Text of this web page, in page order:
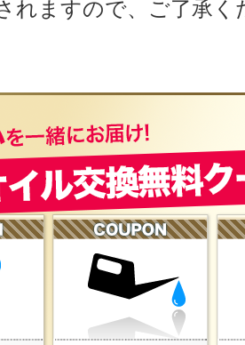
れますので、ご了承く